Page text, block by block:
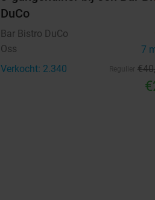
DuCo
Bar Bistro DuCo
Oss 7
Verkocht: 2.340 €40